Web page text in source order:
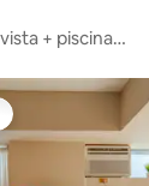
+ piscina